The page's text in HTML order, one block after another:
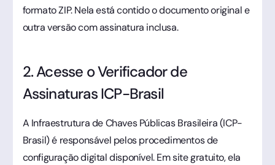
formato ZIP. Nela está contido o documento original e
outra versão com assinatura inclusa.
2. Acesse o Verificador de
Assinaturas ICP-Brasil
A Infraestrutura de Chaves Públicas Brasileira (ICP-
Brasil) é responsável pelos procedimentos de
configuração digital disponível. Em site gratuito, ela